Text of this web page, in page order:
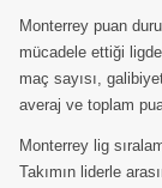
Monterrey puan
mücadele ettiği
maç sayısı,
averaj ve toplam
Monterrey lig
Takımın liderle